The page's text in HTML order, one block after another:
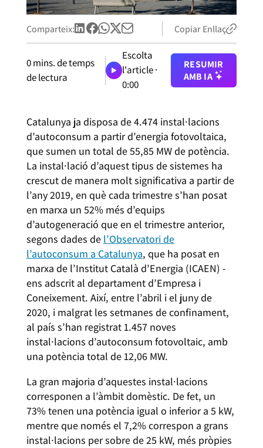
Comparteix: Copiar Enllaç
0mins. de temps
de lectura
Escolta
l'article ·
0:00
RESUMIR
AMB IA
Catalunya ja disposa de 4.474 instal·lacions
d’autoconsum a partir d’energia fotovoltaica,
que sumen un total de 55,85 MW de potència.
La instal·lació d’aquest tipus de sistemes ha
crescut de manera molt significativa a partir de
l’any 2019, en què cada trimestre s’han posat
en marxa un 52% més d’equips
d’autogeneració que en el trimestre anterior,
segons dades de l’Observatori de
l’autoconsum a Catalunya, que ha posat en
marxa de l’Institut Català d’Energia (ICAEN) -
ens adscrit al departament d’Empresa i
Coneixement. Així, entre l’abril i el juny de
2020, i malgrat les setmanes de confinament,
al país s’han registrat 1.457 noves
instal·lacions d’autoconsum fotovoltaic, amb
una potència total de 12,06 MW.
La gran majoria d’aquestes instal·lacions
corresponen a l’àmbit domèstic. De fet, un
73% tenen una potència igual o inferior a 5 kW,
mentre que només el 7,2% correspon a grans
instal·lacions per sobre de 25 kW, més pròpies